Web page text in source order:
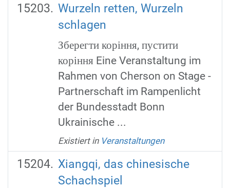
Wurzeln retten, Wurzeln
schlagen
Зберегти коріння, пустити
коріння Eine Veranstaltung im
Rahmen von Cherson on Stage -
Partnerschaft im Rampenlicht
der Bundesstadt Bonn
Ukrainische ...
Existiert in Veranstaltungen
Xiangqi, das chinesische
Schachspiel